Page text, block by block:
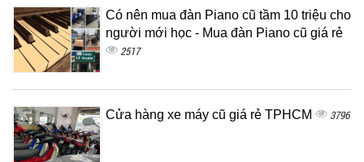
Có nên mua đàn Piano cũ tầm 10 triệu cho
người mới học - Mua đàn Piano cũ giá rẻ
2517
Cửa hàng xe máy cũ giá rẻ TPHCM 3796